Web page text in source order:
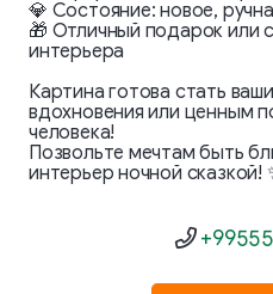
💎 Состояние: новое,
🎁 Отличный подарок или
интерьера
Картина готова стать
вдохновения или ценным
человека!
Позвольте мечтам быть
интерьер ночной сказкой!